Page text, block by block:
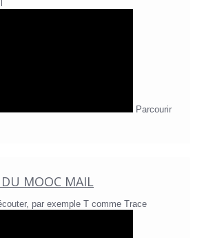
Parcourir
DU MOOC MAIL
par exemple T comme Trace